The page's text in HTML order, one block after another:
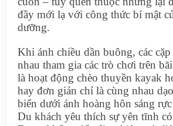
đầy mới lạ với công thức bí mật
dưỡng.
Khi ánh chiều dần buông, các
nhau tham gia các trò chơi trên
là hoạt động chèo thuyền kayak
hay đơn giản chỉ là cùng nhau
biển dưới ánh hoàng hôn sáng
Du khách yêu thích sự yên tĩnh